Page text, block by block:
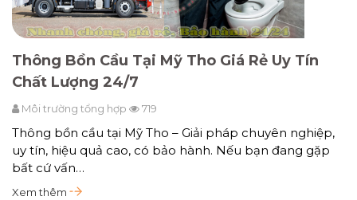
Thông Bồn Cầu Tại Mỹ Tho Giá Rẻ Uy Tín
Chất Lượng 24/7
Môi trường tổng hợp 719
Thông bồn cầu tại Mỹ Tho – Giải pháp chuyên nghiệp,
uy tín, hiệu quả cao, có bảo hành. Nếu bạn đang gặp
bất cứ vấn…
Xem thêm